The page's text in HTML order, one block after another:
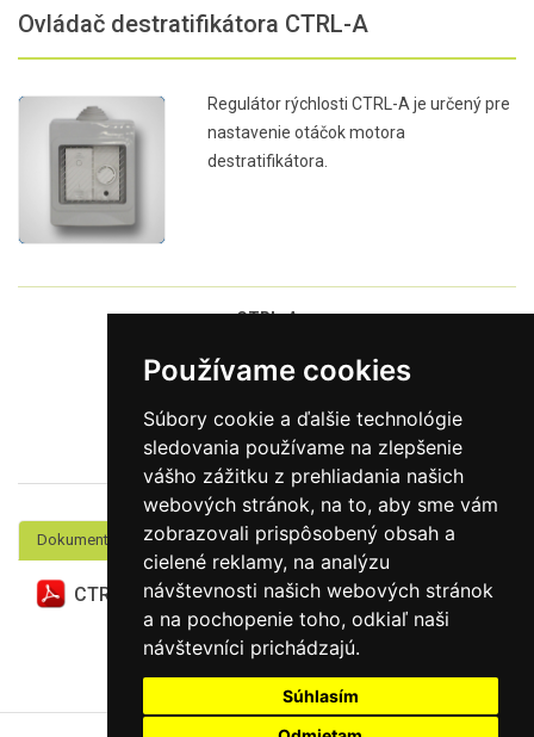
Používame cookies
Súbory cookie a ďalšie technológie
sledovania používame na zlepšenie
vášho zážitku z prehliadania našich
webových stránok, na to, aby sme vám
zobrazovali prispôsobený obsah a
cielené reklamy, na analýzu
návštevnosti našich webových stránok
a na pochopenie toho, odkiaľ naši
návštevníci prichádzajú.
Súhlasím
Ovládač destratifikátora CTRL-A
Regulátor rýchlosti CTRL-A je určený pre
nastavenie otáčok motora
destratifikátora.
CTRL-A
na objednávku
(Dostupnosť)
Dokumenty
CTRL-A_katalogovy_list.pdf